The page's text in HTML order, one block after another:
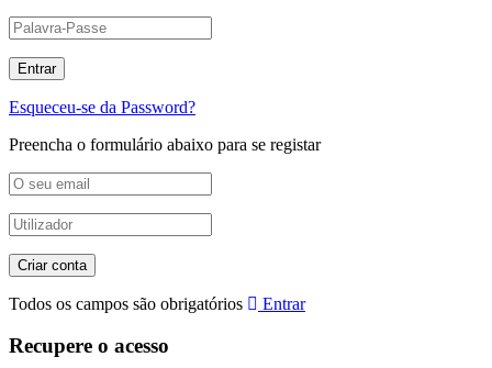
Esqueceu-se da Password?
Preencha o formulário abaixo para se registar
Todos os campos são obrigatórios Entrar
Recupere o acesso